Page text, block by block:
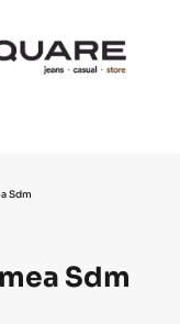
Sdm
Sdm